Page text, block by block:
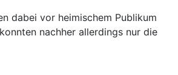
dabei vor heimischem Publikum
nachher allerdings nur die